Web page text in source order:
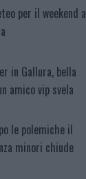
per il weekend a
in Gallura, bella
amico vip svela
le polemiche il
minori chiude